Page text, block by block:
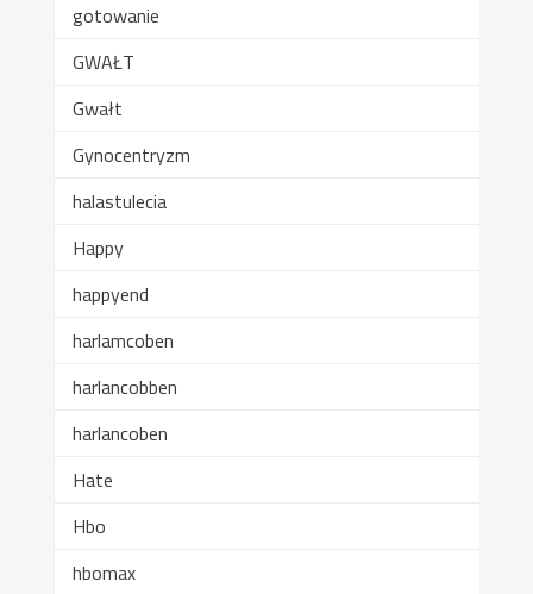
gotowanie
GWAŁT
Gwałt
Gynocentryzm
halastulecia
Happy
happyend
harlamcoben
harlancobben
harlancoben
Hate
Hbo
hbomax